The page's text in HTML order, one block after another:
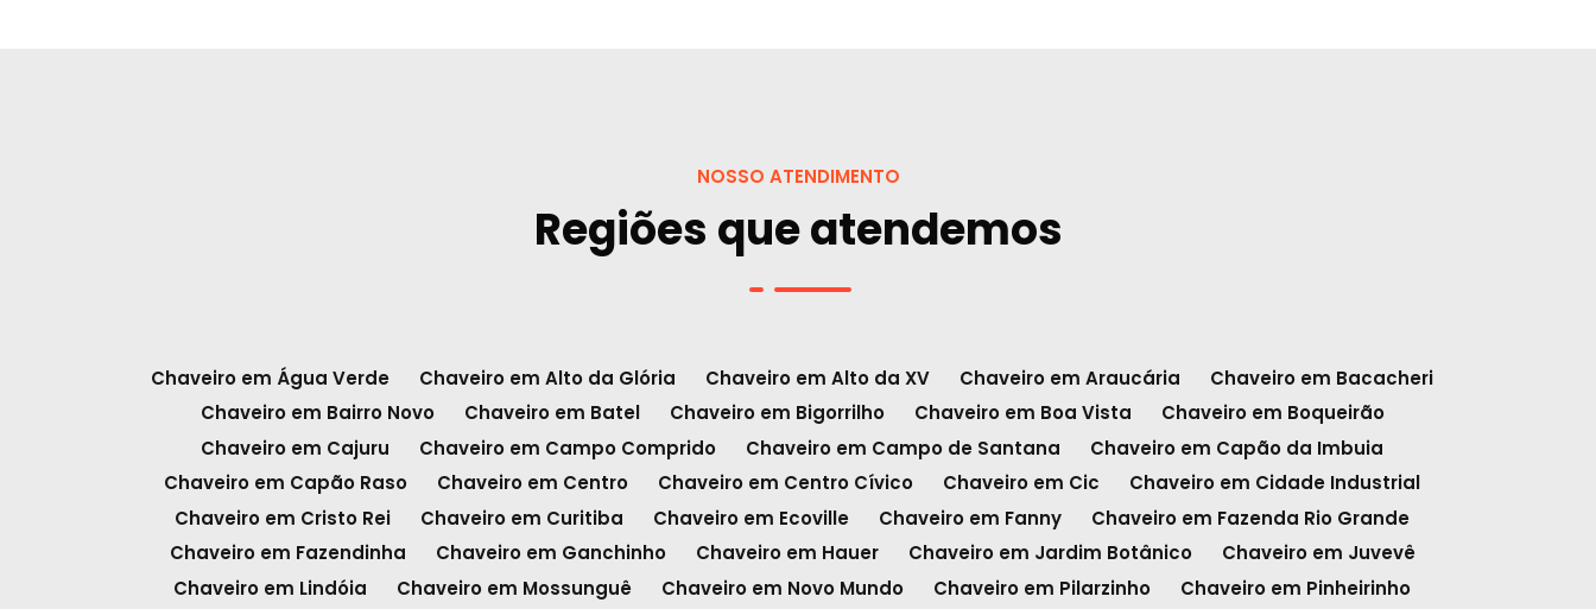
NOSSO ATENDIMENTO
Regiões que atendemos
Chaveiro em Água Verde Chaveiro em Alto da Glória Chaveiro em Alto da XV Chaveiro em Araucária
Chaveiro em Bacacheri
Chaveiro em Bairro Novo
Chaveiro em Batel Chaveiro em Bigorrilho Chaveiro em Boa Vista
Chaveiro em Boqueirão
Chaveiro em Cajuru
Chaveiro em Campo Comprido Chaveiro em Campo de Santana
Chaveiro em Capão da Imbuia
Chaveiro em Capão Raso
Chaveiro em Centro Chaveiro em Centro Cívico Chaveiro em Cic
Chaveiro em Cidade Industrial
Chaveiro em Cristo Rei
Chaveiro em Curitiba Chaveiro em Ecoville Chaveiro em Fanny
Chaveiro em Fazenda Rio Grande
Chaveiro em Fazendinha
Chaveiro em Ganchinho Chaveiro em Hauer Chaveiro em Jardim Botânico
Chaveiro em Juvevê
Chaveiro em Lindóia
Chaveiro em Mossunguê Chaveiro em Novo Mundo Chaveiro em Pilarzinho
Chaveiro em Pinheirinho